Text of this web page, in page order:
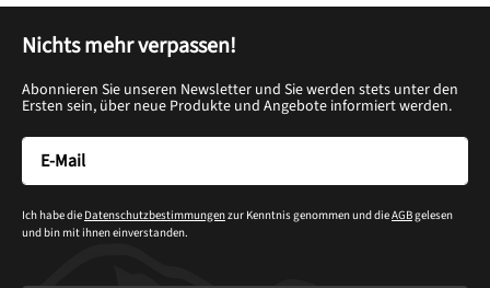
Nichts mehr verpassen!
Abonnieren Sie unseren Newsletter und Sie werden stets unter den
Ersten sein, über neue Produkte und Angebote informiert werden.
Ich habe die Datenschutzbestimmungenzur Kenntnis genommen und dieAGBgelesen
und bin mit ihnen einverstanden.